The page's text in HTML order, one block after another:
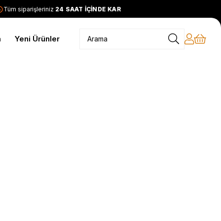
siparişleriniz24 SAAT İÇİNDE KARGODA
Yeni Ürünler